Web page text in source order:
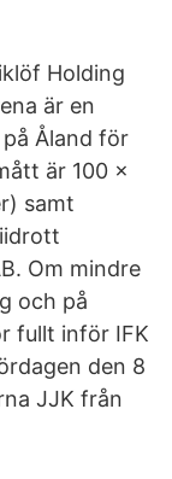
Holding
är en
Åland för
är 100 x
samt
Om mindre
och på
fullt inför IFK
den 8
JJK från